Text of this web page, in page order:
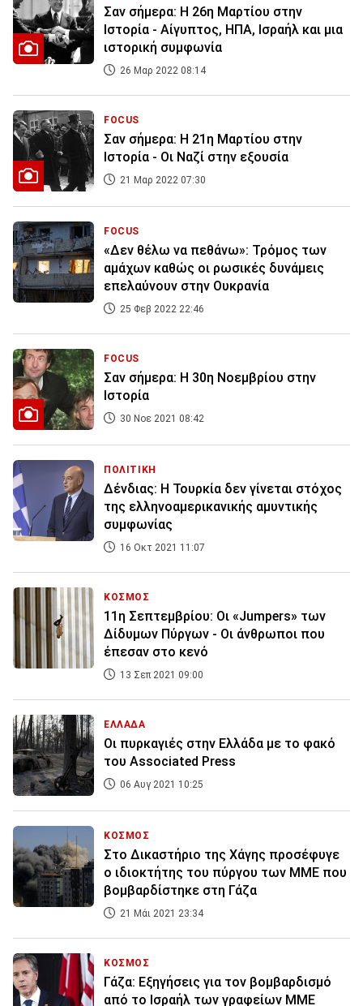
Σαν σήμερα: Η 26η Μαρτίου στην
Ιστορία - Αίγυπτος, ΗΠΑ, Ισραήλ και μια
ιστορική συμφωνία
26 Μαρ 2022 08:14
FOCUS
Σαν σήμερα: Η 21η Μαρτίου στην
Ιστορία - Οι Ναζί στην εξουσία
21 Μαρ 2022 07:30
FOCUS
«Δεν θέλω να πεθάνω»: Τρόμος των
αμάχων καθώς οι ρωσικές δυνάμεις
επελαύνουν στην Ουκρανία
25 Φεβ 2022 22:46
FOCUS
Σαν σήμερα: H 30η Νοεμβρίου στην
Ιστορία
30 Νοε 2021 08:42
ΠΟΛΙΤΙΚΗ
Δένδιας: Η Τουρκία δεν γίνεται στόχος
της ελληνοαμερικανικής αμυντικής
συμφωνίας
16 Οκτ 2021 11:07
ΚΟΣΜΟΣ
11η Σεπτεμβρίου: Oι «Jumpers» των
Δίδυμων Πύργων - Οι άνθρωποι που
έπεσαν στο κενό
13 Σεπ 2021 09:00
ΕΛΛΑΔΑ
Οι πυρκαγιές στην Ελλάδα με το φακό
του Αssociated Press
06 Αυγ 2021 10:25
ΚΟΣΜΟΣ
Στο Δικαστήριο της Χάγης προσέφυγε
ο ιδιοκτήτης του πύργου των ΜΜΕ που
βομβαρδίστηκε στη Γάζα
21 Μάι 2021 23:34
ΚΟΣΜΟΣ
Γάζα: Εξηγήσεις για τον βομβαρδισμό
από το Ισραήλ των γραφείων ΜΜΕ